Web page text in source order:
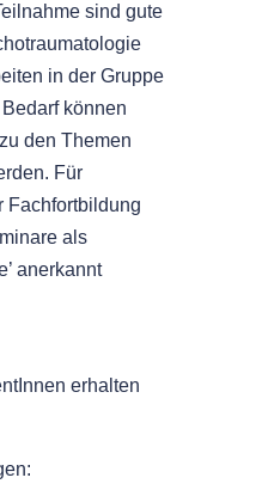
sind gute
in der Gruppe
können
den Themen
Für
Fachfortbildung
als
anerkannt
erhalten